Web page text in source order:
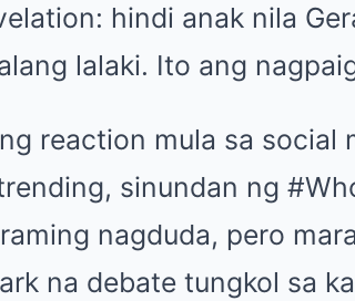
hindi anak nila
lalaki. Ito ang
reaction mula sa social
sinundan ng
nagduda, pero
na debate tungkol sa